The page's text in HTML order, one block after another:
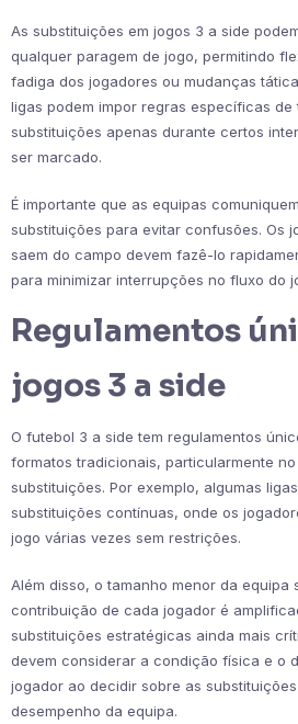
As substituições em jogos 3 a side
qualquer paragem de jogo, permitindo
fadiga dos jogadores ou mudanças
ligas podem impor regras específicas de
substituições apenas durante certos
ser marcado.
É importante que as equipas
substituições para evitar confusões. Os
saem do campo devem fazê-lo
para minimizar interrupções no fluxo do
Regulamentos
jogos 3 a side
O futebol 3 a side tem regulamentos
formatos tradicionais, particularmente
substituições. Por exemplo, algumas
substituições contínuas, onde os
jogo várias vezes sem restrições.
Além disso, o tamanho menor da equipa
contribuição de cada jogador é
substituições estratégicas ainda mais
devem considerar a condição física e o
jogador ao decidir sobre as
desempenho da equipa.